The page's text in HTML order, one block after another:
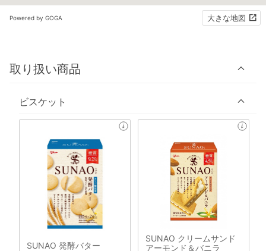
Powered by GOGA 大きな地図
取り扱い商品
ビスケット
SUNAO 発酵バター
SUNAO クリームサンド
アーモンド＆バニラ